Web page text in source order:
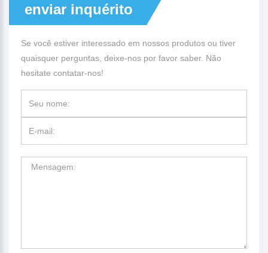
enviar inquérito
Se você estiver interessado em nossos produtos ou tiver
quaisquer perguntas, deixe-nos por favor saber. Não
hesitate contatar-nos!